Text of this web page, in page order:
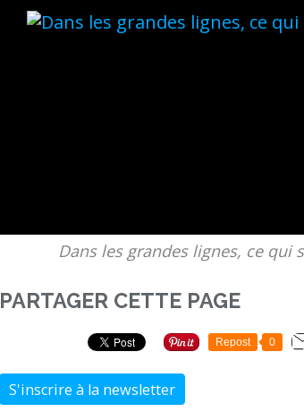
Dans les grandes lignes, ce qui
PARTAGER CETTE PAGE
Repost 0
S'inscrire à la newsletter